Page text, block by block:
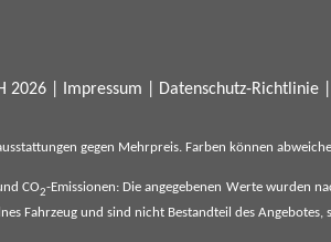
2026 | Impressum Datenschutz-Richtlinie
gegen Mehrpreis. Farben können
CO2-Emissionen: Die angegebenen Werte wurden
Fahrzeug und sind nicht Bestandteil des